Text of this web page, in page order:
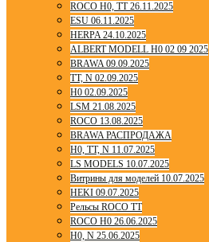
ROCO H0, TT 26.11.2025
ESU 06.11.2025
HERPA 24.10.2025
ALBERT MODELL H0 02 09 2025
BRAWA 09.09.2025
TT, N 02.09.2025
H0 02.09.2025
LSM 21.08.2025
ROCO 13.08.2025
BRAWA РАСПРОДАЖА
H0, TT, N 11.07.2025
LS MODELS 10.07.2025
Витрины для моделей 10.07.2025
HEKI 09.07.2025
Рельсы ROCO TT
ROCO H0 26.06.2025
H0, N 25.06.2025